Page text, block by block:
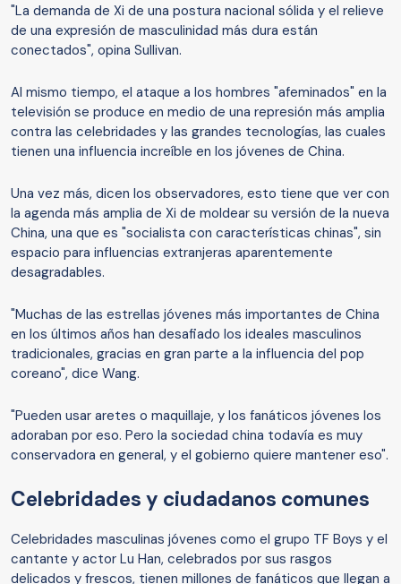
"La demanda de Xi de una postura nacional sólida y el relieve
de una expresión de masculinidad más dura están
conectados", opina Sullivan.
Al mismo tiempo, el ataque a los hombres "afeminados" en la
televisión se produce en medio de una represión más amplia
contra las celebridades y las grandes tecnologías, las cuales
tienen una influencia increíble en los jóvenes de China.
Una vez más, dicen los observadores, esto tiene que ver con
la agenda más amplia de Xi de moldear su versión de la nueva
China, una que es "socialista con características chinas", sin
espacio para influencias extranjeras aparentemente
desagradables.
"Muchas de las estrellas jóvenes más importantes de China
en los últimos años han desafiado los ideales masculinos
tradicionales, gracias en gran parte a la influencia del pop
coreano", dice Wang.
"Pueden usar aretes o maquillaje, y los fanáticos jóvenes los
adoraban por eso. Pero la sociedad china todavía es muy
conservadora en general, y el gobierno quiere mantener eso".
Celebridades y ciudadanos comunes
Celebridades masculinas jóvenes como el grupo TF Boys y el
cantante y actor Lu Han, celebrados por sus rasgos
delicados y frescos, tienen millones de fanáticos que llegan a